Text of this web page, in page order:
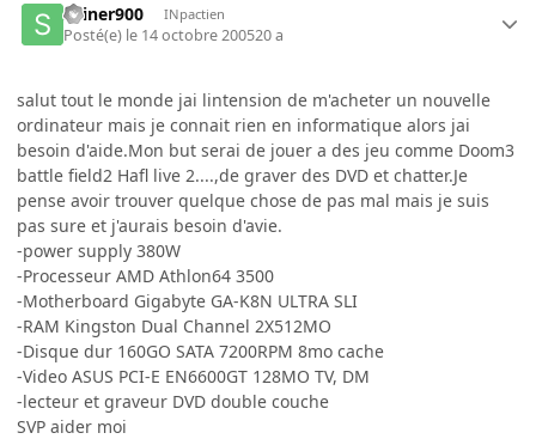
spiner900 INpactien
Posté(e) le 14 octobre 200520 a
salut tout le monde jai lintension de m'acheter un nouvelle
ordinateur mais je connait rien en informatique alors jai
besoin d'aide.Mon but serai de jouer a des jeu comme Doom3
battle field2 Hafl live 2....,de graver des DVD et chatter.Je
pense avoir trouver quelque chose de pas mal mais je suis
pas sure et j'aurais besoin d'avie.
-power supply 380W
-Processeur AMD Athlon64 3500
-Motherboard Gigabyte GA-K8N ULTRA SLI
-RAM Kingston Dual Channel 2X512MO
-Disque dur 160GO SATA 7200RPM 8mo cache
-Video ASUS PCI-E EN6600GT 128MO TV, DM
-lecteur et graveur DVD double couche
SVP aider moi